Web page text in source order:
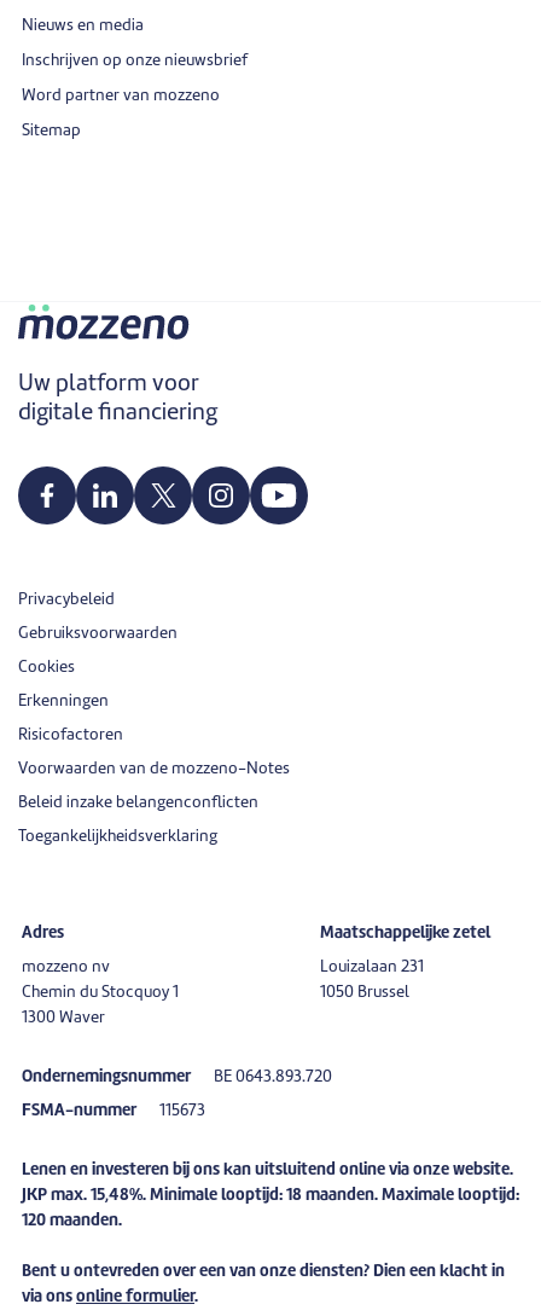
Nieuws en media
Inschrijven op onze nieuwsbrief
Word partner van mozzeno
Sitemap
Uw platform voor
digitale financiering
Privacybeleid
Gebruiksvoorwaarden
Cookies
Erkenningen
Risicofactoren
Voorwaarden van de mozzeno-Notes
Beleid inzake belangenconflicten
Toegankelijkheidsverklaring
Adres
mozzeno nv
Chemin du Stocquoy 1
1300 Waver
Maatschappelijke zetel
Louizalaan 231
1050 Brussel
Ondernemingsnummer BE 0643.893.720
FSMA-nummer 115673
Lenen en investeren bij ons kan uitsluitend online via onze website.
JKP max. 15,48%. Minimale looptijd: 18 maanden. Maximale looptijd:
120 maanden.
Bent u ontevreden over een van onze diensten? Dien een klacht in
via ons online formulier.